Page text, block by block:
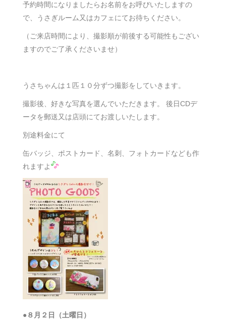
予約時間になりましたらお名前をお呼びいたしますの
で、うさぎルーム又はカフェにてお待ちください。
（ご来店時間により、撮影順が前後する可能性もござい
ますのでご了承くださいませ）
うさちゃんは１匹１０分ずつ撮影をしていきます。
撮影後、好きな写真を選んでいただきます。 後日CDデ
ータを郵送又は店頭にてお渡しいたします。
別途料金にて
缶バッジ、ポストカード、名刺、フォトカードなども作
れますよ
●８月２日（土曜日）